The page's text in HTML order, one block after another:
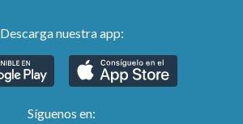
Descarga nuestra app:
Síguenos en: